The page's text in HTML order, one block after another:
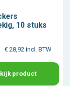
10 stuks
€ 28,92 incl. BTW
product